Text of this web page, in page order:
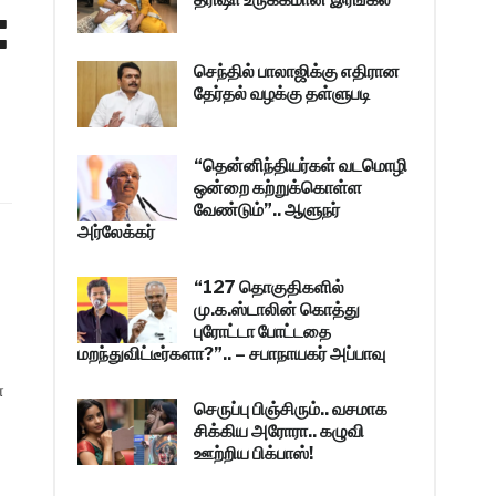
செந்தில் பாலாஜிக்கு எதிரான
தேர்தல் வழக்கு தள்ளுபடி
“தென்னிந்தியர்கள் வடமொழி
ஒன்றை கற்றுக்கொள்ள
வேண்டும்”.. ஆளுநர்
அர்லேக்கர்
“127 தொகுதிகளில்
மு.க.ஸ்டாலின் கொத்து
புரோட்டா போட்டதை
மறந்துவிட்டீர்களா?”.. – சபாநாயகர் அப்பாவு
செருப்பு பிஞ்சிரும்.. வசமாக
சிக்கிய அரோரா.. கழுவி
ஊற்றிய பிக்பாஸ்!